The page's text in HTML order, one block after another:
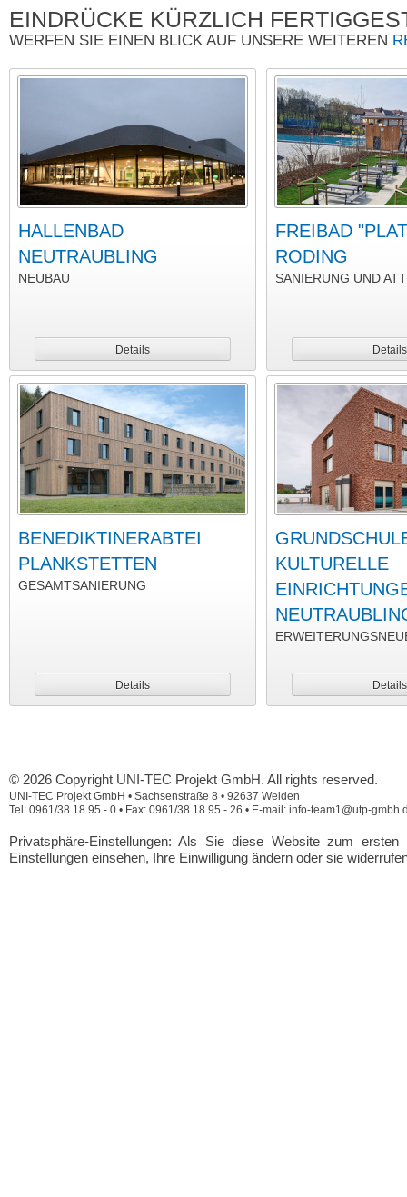
EINDRÜCKE KÜRZLICH
WERFEN SIE EINEN BLICK AUF UNSERE WEITEREN
HALLENBAD
NEUTRAUBLING
NEUBAU
Details
FREIBAD
RODING
SANIERUNG UND
Details
BENEDIKTINERABTEI
PLANKSTETTEN
GESAMTSANIERUNG
Details
KULTURELLE
Details
© 2026 Copyright UNI-TEC Projekt GmbH. All rights reserved.
UNI-TEC Projekt GmbH • Sachsenstraße 8 • 92637 Weiden
Tel: 0961/38 18 95 - 0 • Fax: 0961/38 18 95 - 26 • E-mail: info-team1@utp-
Privatsphäre-Einstellungen: Als Sie diese Website zum
Einstellungen einsehen, Ihre Einwilligung ändern oder sie